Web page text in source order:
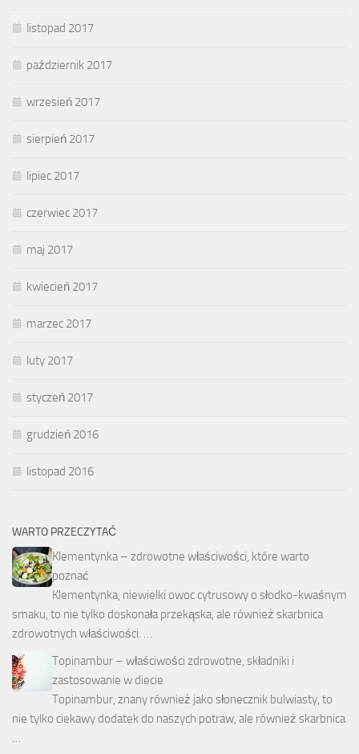
listopad 2017
październik 2017
wrzesień 2017
sierpień 2017
lipiec 2017
czerwiec 2017
maj 2017
kwiecień 2017
marzec 2017
luty 2017
styczeń 2017
grudzień 2016
listopad 2016
WARTO PRZECZYTAĆ
Klementynka – zdrowotne właściwości, które warto
poznać
Klementynka, niewielki owoc cytrusowy o słodko-kwaśnym
smaku, to nie tylko doskonała przekąska, ale również skarbnica
zdrowotnych właściwości. …
Topinambur – właściwości zdrowotne, składniki i
zastosowanie w diecie
Topinambur, znany również jako słonecznik bulwiasty, to
nie tylko ciekawy dodatek do naszych potraw, ale również skarbnica
…